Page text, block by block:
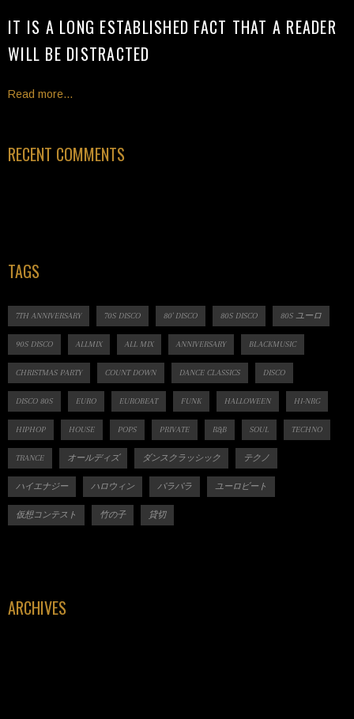
IT IS A LONG ESTABLISHED FACT THAT A READER
WILL BE DISTRACTED
Read more...
RECENT COMMENTS
TAGS
7TH ANNIVERSARY 70S DISCO 80' DISCO 80S DISCO 80S ユーロ
90S DISCO ALLMIX ALL MIX ANNIVERSARY BLACKMUSIC
CHRISTMAS PARTY COUNT DOWN DANCE CLASSICS DISCO
DISCO 80S EURO EUROBEAT FUNK HALLOWEEN HI-NRG
HIPHOP HOUSE POPS PRIVATE R&B SOUL TECHNO
TRANCE オールディズ ダンスクラッシック テクノ
ハイエナジー ハロウィン パラパラ ユーロビート
仮想コンテスト 竹の子 貸切
ARCHIVES